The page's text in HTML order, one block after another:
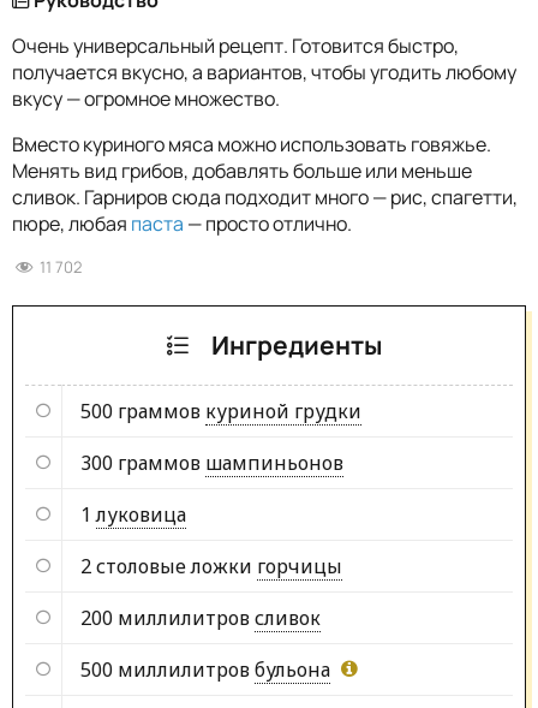
Очень универсальный рецепт. Готовится быстро,
получается вкусно, а вариантов, чтобы угодить любому
вкусу — огромное множество.
Вместо куриного мяса можно использовать говяжье.
Менять вид грибов, добавлять больше или меньше
сливок. Гарниров сюда подходит много — рис, спагетти,
пюре, любая паста — просто отлично.
11 702
Ингредиенты
500 граммов куриной грудки
300 граммов шампиньонов
1 луковица
2 столовые ложки горчицы
200 миллилитровсливок
500 миллилитровбульона